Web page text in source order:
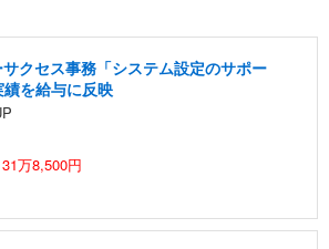
クセス事務「システム設定のサポー
績を給与に反映
万8,500円